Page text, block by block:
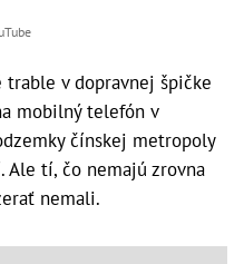
trable v dopravnej špičke
mobilný telefón v
čínskej metropoly
tí, čo nemajú zrovna
nemali.